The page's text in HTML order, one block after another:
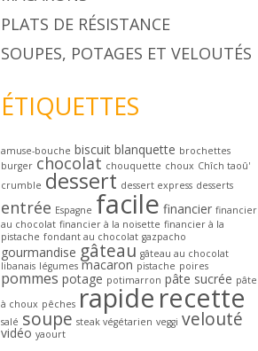
PLATS DE RÉSISTANCE
SOUPES, POTAGES ET VELOUTÉS
ÉTIQUETTES
amuse-bouche biscuit blanquette brochettes
burger chocolat chouquette choux Chîch taoû'
crumble dessert dessert express desserts
entrée Espagne facile financier financier
au chocolat financier à la noisette financier à la
pistache fondant au chocolat gazpacho
gourmandise gâteau gâteau au chocolat
libanais légumes macaron pistache poires
pommes potage potimarron pâte sucrée pâte
à choux pêches rapide recette
salé soupe steak végétarien veggi velouté
vidéo yaourt